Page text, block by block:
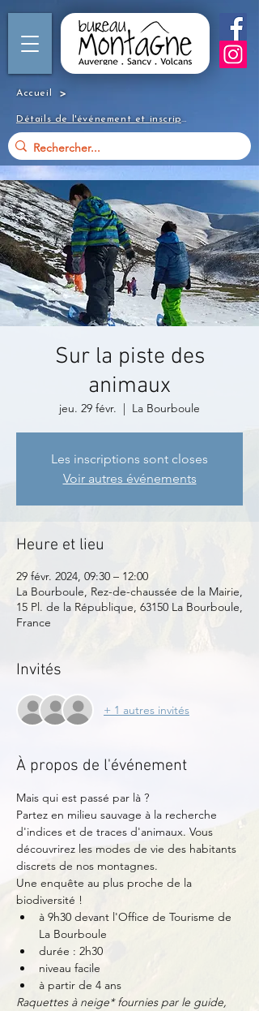
Accueil >
Détails de l'événement et inscription
Sur la piste des
animaux
jeu. 29 févr.
  |
La Bourboule
Les inscriptions sont closes
Voir autres événements
Heure et lieu
29 févr. 2024, 09:30 – 12:00
La Bourboule, Rez-de-chaussée de la Mairie,
15 Pl. de la République, 63150 La Bourboule,
France
Invités
+ 1 autres invités
À propos de l'événement
Mais qui est passé par là ?
Partez en milieu sauvage à la recherche
d'indices et de traces d'animaux. Vous
découvrirez les modes de vie des habitants
discrets de nos montagnes.
Une enquête au plus proche de la
biodiversité !
à 9h30 devant l'Office de Tourisme de
La Bourboule
durée : 2h30
niveau facile
à partir de 4 ans
Raquettes à neige* fournies par le guide,